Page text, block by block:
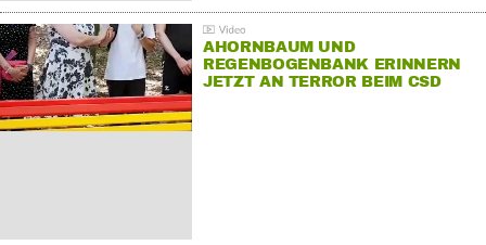
AHORNBAUM UND
REGENBOGENBANK ERINNERN
JETZT AN TERROR BEIM CSD